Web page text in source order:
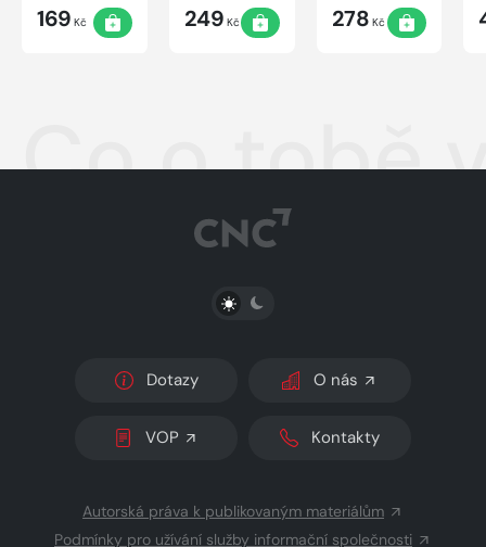
169 Kč 249 Kč 278 Kč
Co o tobě
PŘEPNOUT SVĚTLÝ/TMAVÝ REŽIM
Dotazy O nás
VOP Kontakty
Autorská práva k publikovaným materiálům
Podmínky pro užívání služby informační společnosti